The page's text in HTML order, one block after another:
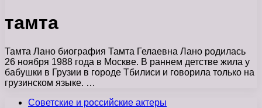
тамта
Тамта Лано биография Тамта Гелаевна Лано родилась
26 ноября 1988 года в Москве. В раннем детстве жила у
бабушки в Грузии в городе Тбилиси и говорила только на
грузинском языке. …
Советские и российские актеры